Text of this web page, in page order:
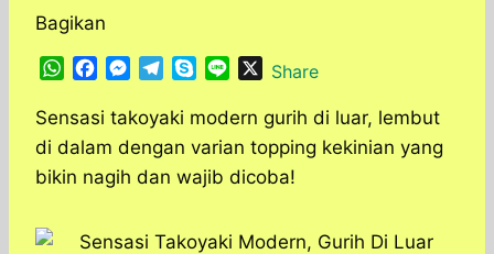
Bagikan
W
a
t
s
A
c
e
o
k
M
s
s
n
e
l
e
r
m
y
p
e
n
e
XShare
Sensasi takoyaki modern gurih di luar, lembut
di dalam dengan varian topping kekinian yang
bikin nagih dan wajib dicoba!